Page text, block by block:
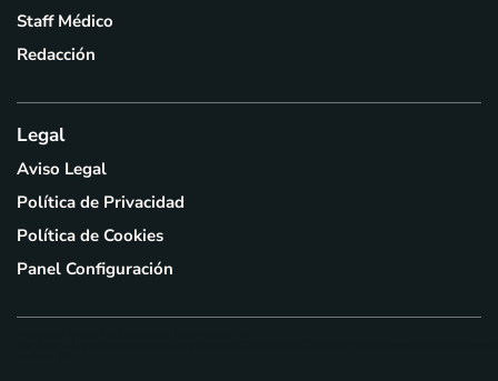
Staff Médico
Redacción
Legal
Aviso Legal
Política de Privacidad
Política de Cookies
Panel Configuración